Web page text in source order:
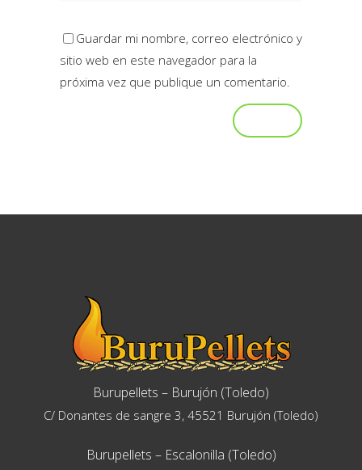
Guardar mi nombre, correo electrónico y
sitio web en este navegador para la
próxima vez que publique un comentario.
Burupellets – Burujón (Toledo)
C/ Donantes de sangre 3, 45521 Burujón (Toledo)
Burupellets – Escalonilla (Toledo)